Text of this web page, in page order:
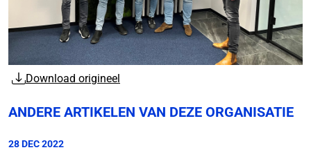
Download origineel
ANDERE ARTIKELEN VAN DEZE ORGANISATIE
28 DEC 2022